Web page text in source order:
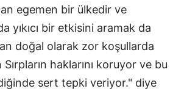
Gaziantep
Giresun
Gümüşhane
Hakkari
egemen bir ülkedir ve
yıkıcı bir etkisini aramak da
doğal olarak zor koşullarda
haklarını koruyor ve bu
sert tepki veriyor." diye